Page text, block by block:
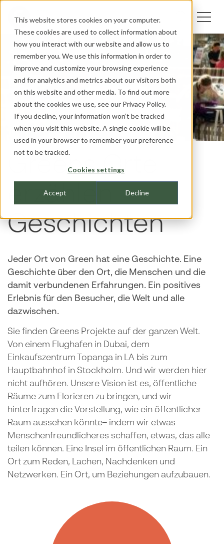
This website stores cookies on your computer.
These cookies are used to collect information about
how you interact with our website and allow us to
remember you. We use this information in order to
improve and customize your browsing experience
and for analytics and metrics about our visitors both
on this website and other media. To find out more
about the cookies we use, see our Privacy Policy.
If you decline, your information won’t be tracked
when you visit this website. A single cookie will be
used in your browser to remember your preference
not to be tracked.
Cookies settings
Accept Decline
Greens Orte
erzählen
Geschichten
Jeder Ort von Green hat eine Geschichte. Eine
Geschichte über den Ort, die Menschen und die
damit verbundenen Erfahrungen. Ein positives
Erlebnis für den Besucher, die Welt und alle
dazwischen.
Sie finden Greens Projekte auf der ganzen Welt.
Von einem Flughafen in Dubai, dem
Einkaufszentrum Topanga in LA bis zum
Hauptbahnhof in Stockholm. Und wir werden hier
nicht aufhören. Unsere Vision ist es, öffentliche
Räume zum Florieren zu bringen, und wir
hinterfragen die Vorstellung, wie ein öffentlicher
Raum aussehen könnte– indem wir etwas
Menschenfreundlicheres schaffen, etwas, das alle
teilen können. Eine Insel im öffentlichen Raum. Ein
Ort zum Reden, Lachen, Nachdenken und
Netzwerken. Ein Ort, um Beziehungen aufzubauen.